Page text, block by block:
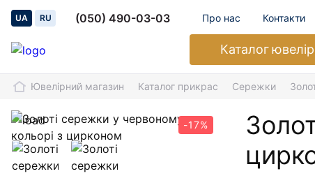
UA RU (050) 490-03-03 Про нас Контакти
Каталог
Ювелірний магазин Каталог прикрас Сережки
-17%